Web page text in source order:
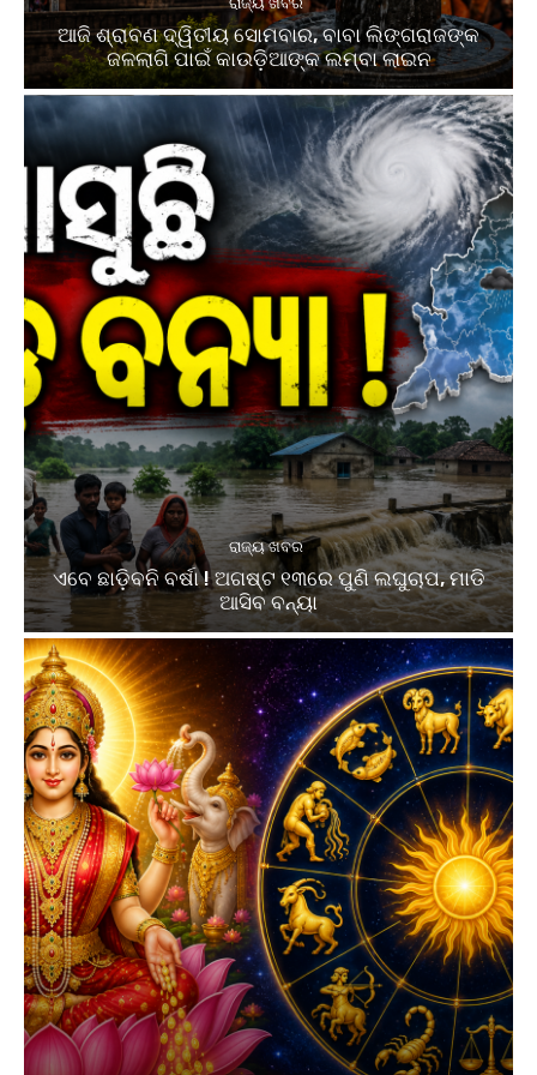
ଆଜି ଶ୍ରାବଣ ଦ୍ୱିତୀୟ ସୋମବାର, ବାବା ଲିଙ୍ଗରାଜଙ୍କ
ଜଳଲାଗି ପାଇଁ କାଉଡ଼ିଆଙ୍କ ଲମ୍ବା ଲାଇନ
ରାଜ୍ୟ ଖବର
ଏବେ ଛାଡ଼ିବନି ବର୍ଷା ! ଅଗଷ୍ଟ ୧୩ରେ ପୁଣି ଲଘୁଚାପ, ମାଡି
ଆସିବ ବନ୍ୟା